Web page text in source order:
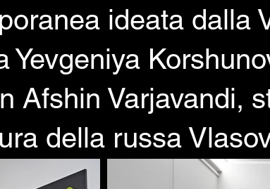
ideata dalla
Yevgeniya
Afshin Varjavandi,
della russa